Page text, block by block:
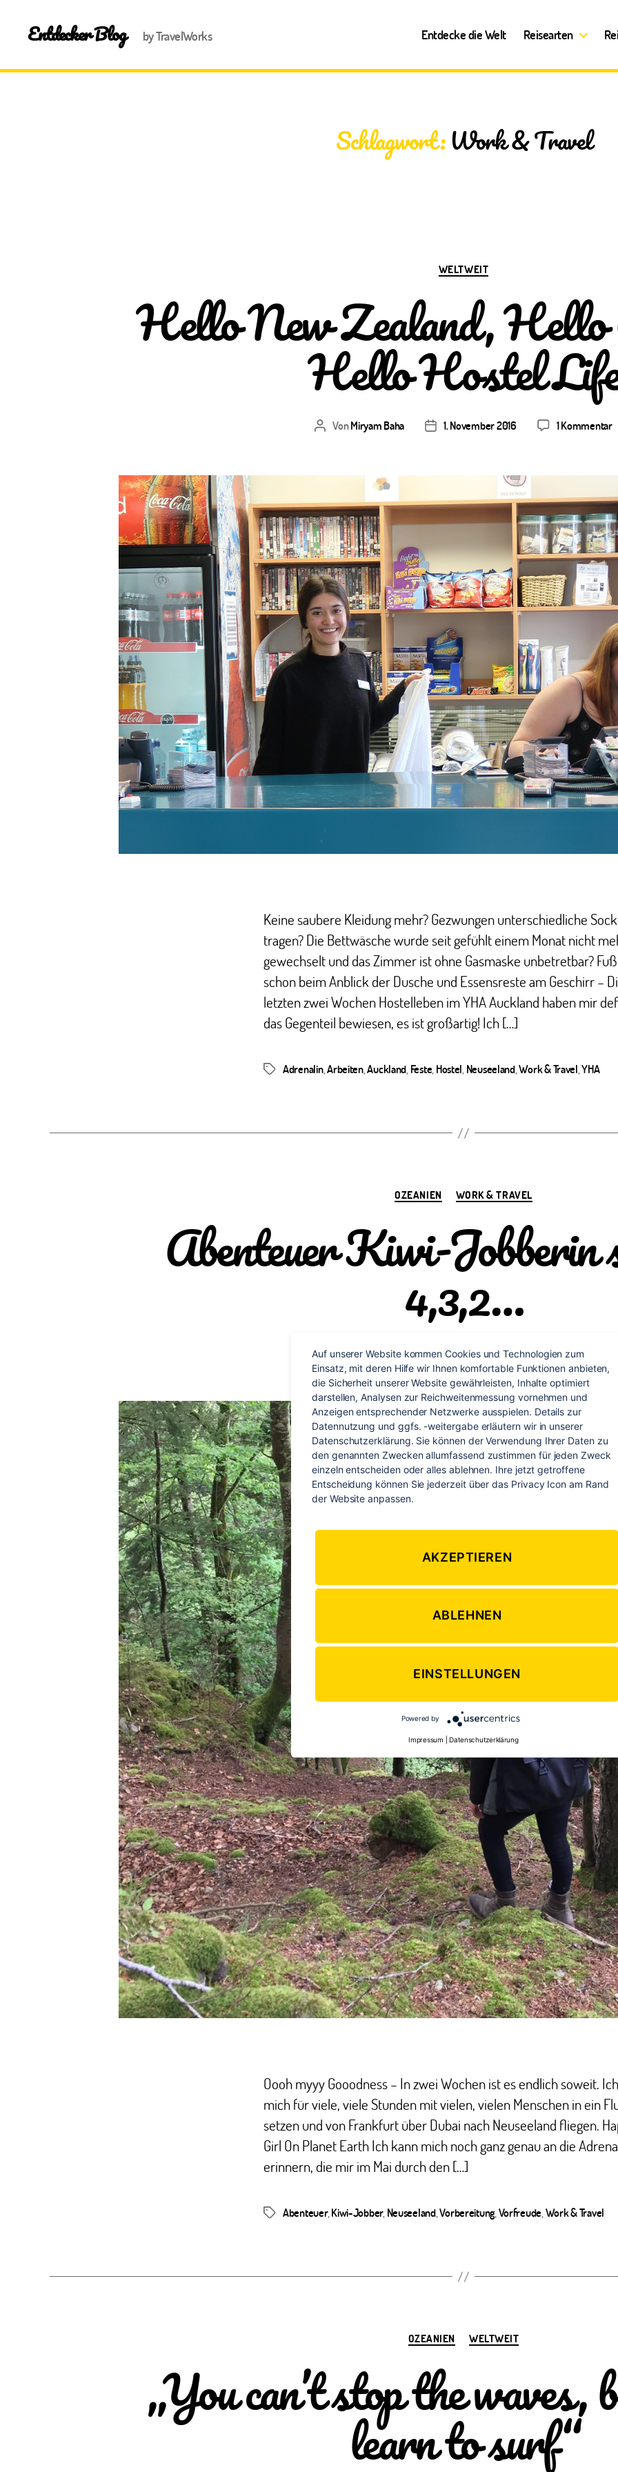
Entdecker Blog by TravelWorks Entdecke die Welt Reisearten
Schlagwort:Work & Travel
Kategorien
WELTWEIT
Hello New Zealand,
Hello Hostel Life
Beitragsautor
VonMiryam Baha Veröffentlichungsdatum
1. November 2016 1 Kommentarzu
Keine saubere Kleidung mehr? Gezwungen unterschiedliche
tragen? Die Bettwäsche wurde seit gefühlt einem Monat nicht
gewechselt und das Zimmer ist ohne Gasmaske unbetretbar?
schon beim Anblick der Dusche und Essensreste am Geschirr –
letzten zwei Wochen Hostelleben im YHA Auckland haben mir
das Gegenteil bewiesen, es ist großartig! Ich […]
Schlagwörter
Adrenalin,Arbeiten,Auckland Feste Hostel Neuseeland,Work & Travel ,YHA
Kategorien
OZEANIEN WORK & TRAVEL
Abenteuer Kiwi-Jobberin
4,3,2…
Beitragsautor
VonMiryam Baha Veröffentlichungsdatum
2. Oktober 2016 Keine Kommentare
Oooh myyy Gooodness – In zwei Wochen ist es endlich soweit.
mich für viele, viele Stunden mit vielen, vielen Menschen in ein
setzen und von Frankfurt über Dubai nach Neuseeland fliegen.
Girl On Planet Earth Ich kann mich noch ganz genau an die
erinnern, die mir im Mai durch den […]
Schlagwörter
Abenteuer,Kiwi-Jobber,Neuseeland,Vorbereitung,Vorfreude,Work & Travel
Kategorien
OZEANIEN WELTWEIT
„You can’t stop the waves,
learn to surf“
Auf unserer Website kommen Cookies und Technologien zum
Einsatz, mit deren Hilfe wir Ihnen komfortable Funktionen anbieten,
die Sicherheit unserer Website gewährleisten, Inhalte optimiert
darstellen, Analysen zur Reichweitenmessung vornehmen und
Anzeigen entsprechender Netzwerke ausspielen. Details zur
Datennutzung und ggfs. -weitergabe erläutern wir in unserer
Datenschutzerklärung. Sie können der Verwendung Ihrer Daten zu
den genannten Zwecken allumfassend zustimmen für jeden Zweck
einzeln entscheiden oder alles ablehnen. Ihre jetzt getroffene
Entscheidung können Sie jederzeit über das Privacy Icon am Rand
der Website anpassen.
AKZEPTIEREN
ABLEHNEN
EINSTELLUNGEN
Powered by
Impressum Datenschutzerklärung